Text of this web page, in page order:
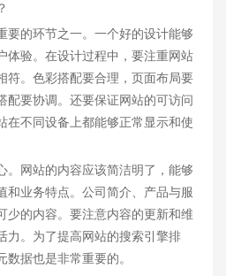
要的环节之一。一个好的设计能够
体验。在设计过程中，要注重网站
符。色彩搭配要合理，页面布局要
配要协调。还要保证网站的可访问
在不同设备上都能够正常显示和使
。网站的内容应该简洁明了，能够
和业务特点。公司简介、产品与服
少的内容。要注意内容的更新和维
力。为了提高网站的搜索引擎排
据也是非常重要的。